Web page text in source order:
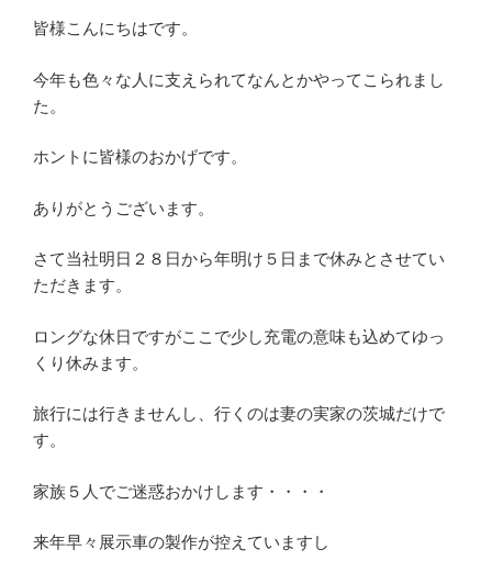
皆様こんにちはです。
今年も色々な人に支えられてなんとかやってこられまし
た。
ホントに皆様のおかげです。
ありがとうございます。
さて当社明日２８日から年明け５日まで休みとさせてい
ただきます。
ロングな休日ですがここで少し充電の意味も込めてゆっ
くり休みます。
旅行には行きませんし、行くのは妻の実家の茨城だけで
す。
家族５人でご迷惑おかけします・・・・
来年早々展示車の製作が控えていますし